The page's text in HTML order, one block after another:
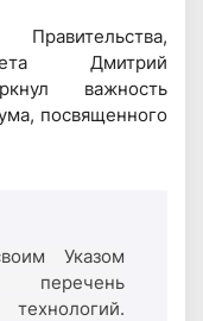
Дмитрий
важность
посвященного
Указом
перечень